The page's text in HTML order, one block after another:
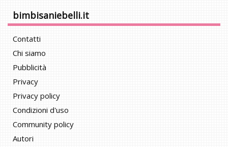
bimbisaniebelli.it
Contatti
Chi siamo
Pubblicità
Privacy
Privacy policy
Condizioni d'uso
Community policy
Autori